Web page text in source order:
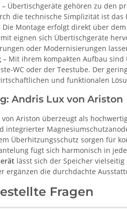
– Übertischgeräte gehören zu den
die technische Simplizität ist
Die Montage erfolgt direkt über
eignen sich Übertischgeräte
oder Modernisierungen
– Mit ihrem kompakten Aufbau
WC oder der Teestube. Der
und funktionalen
Andris Lux von Ariston
von Ariston überzeugt als
integrierter
Überhitzungsschutz sorgen für
fügt sich harmonisch in
lässt sich der Speicher
ergänzen die durchdachte
Fragen